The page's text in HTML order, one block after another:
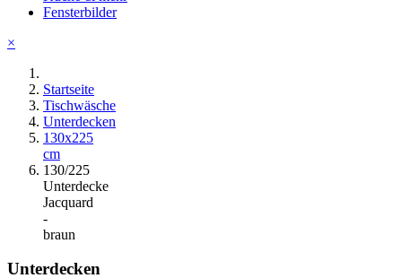
Fensterbilder
×
Startseite
Tischwäsche
Unterdecken
130x225
cm
130/225
Unterdecke
Jacquard
-
braun
Unterdecken